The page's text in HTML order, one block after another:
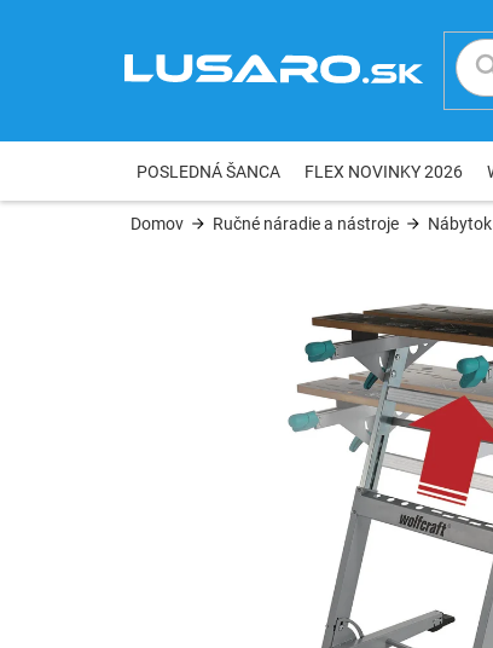
POSLEDNÁ ŠANCA FLEX NOVINKY 2026
Domov Ručné náradie a nástroje